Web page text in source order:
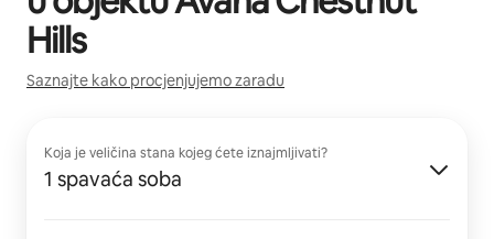
Hills
Saznajte kako procjenjujemo zaradu
Koja je veličina stana kojeg ćete iznajmljivati?
1 spavaća soba